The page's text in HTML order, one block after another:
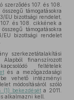
107. és 108.
támogatásokra
EU bizottsági rendelet,
és 108. cikkének a
támogatásokra
bizottsági rendelet
szerkezetátalakítási
finanszírozott
feltételek
és a mezőgazdasági
vehető intézményi
módosításáról szóló
(1) bekezdéséta 2011.
alkalmazni kell.